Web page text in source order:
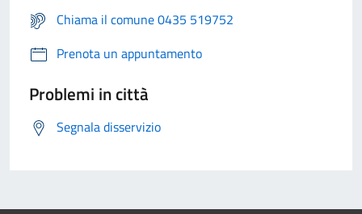
Chiama il comune 0435 519752
Prenota un appuntamento
Problemi in città
Segnala disservizio